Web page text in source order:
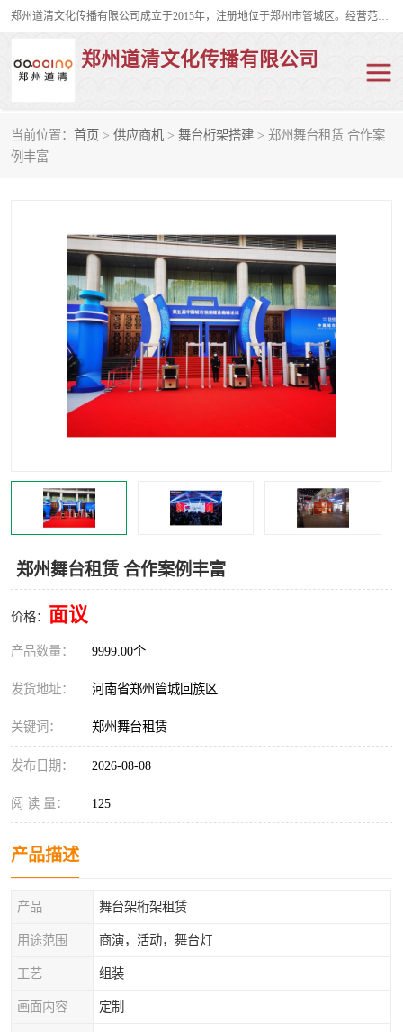
郑州道清文化传播有限公司成立于2015年，注册地位于郑州市管城区。经营范围包括会议及展览服务、庆典礼仪策划、企业形象策划、企业管理咨询、计算机图文设计、制作等。主要产品服务有：舞台桁架搭建，背景板搭建，灯光音响，雷亚舞台搭建、龙门架搭建、会议桌椅租赁、灯光音响租赁、空飘出租、气柱拱门租赁、喷绘写真制作、kt板制作。
郑州道清文化传播有限公司
当前位置： 首页 > 供应商机 > 舞台桁架搭建 > 郑州舞台租赁 合作案
例丰富
郑州舞台租赁 合作案例丰富
价格： 面议
产品数量： 9999.00个
发货地址： 河南省郑州管城回族区
关键词： 郑州舞台租赁
发布日期： 2026-08-08
阅 读 量： 125
产品描述
产品 舞台架桁架租赁
用途范围 商演，活动，舞台灯
工艺 组装
画面内容 定制
舞台桁架搭建
活动策划 truss架出租
kt板制作 场地布置
背景板搭建 雷亚舞台搭建
龙门架搭建 会议桌椅租赁